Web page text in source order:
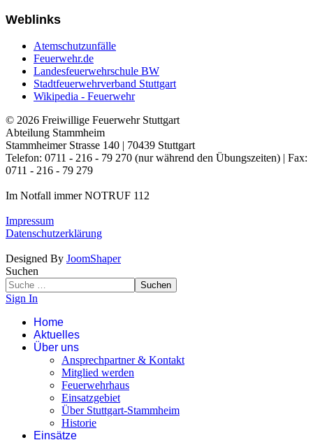
Weblinks
Atemschutzunfälle
Feuerwehr.de
Landesfeuerwehrschule BW
Stadtfeuerwehrverband Stuttgart
Wikipedia - Feuerwehr
© 2026 Freiwillige Feuerwehr Stuttgart
Abteilung Stammheim
Stammheimer Strasse 140 | 70439 Stuttgart
Telefon: 0711 - 216 - 79 270 (nur während den Übungszeiten) | Fax:
0711 - 216 - 79 279
Im Notfall immer NOTRUF 112
Impressum
Datenschutzerklärung
Designed By JoomShaper
Suchen
Suchen
Sign In
Home
Aktuelles
Über uns
Ansprechpartner & Kontakt
Mitglied werden
Feuerwehrhaus
Einsatzgebiet
Über Stuttgart-Stammheim
Historie
Einsätze